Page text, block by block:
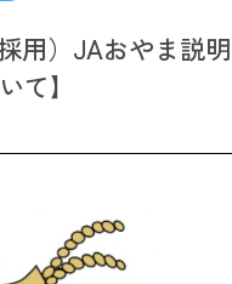
用）JAおやま説明
て】